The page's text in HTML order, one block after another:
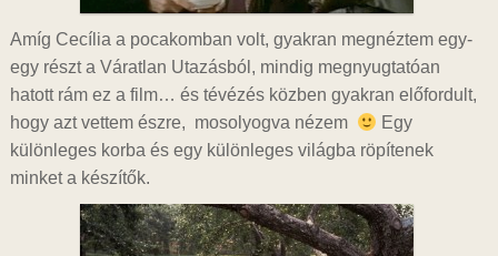
Amíg Cecília a pocakomban volt, gyakran megnéztem egy-
egy részt a Váratlan Utazásból, mindig megnyugtatóan
hatott rám ez a film… és tévézés közben gyakran előfordult,
hogy azt vettem észre, mosolyogva nézem
Egy
különleges korba és egy különleges világba röpítenek
minket a készítők.